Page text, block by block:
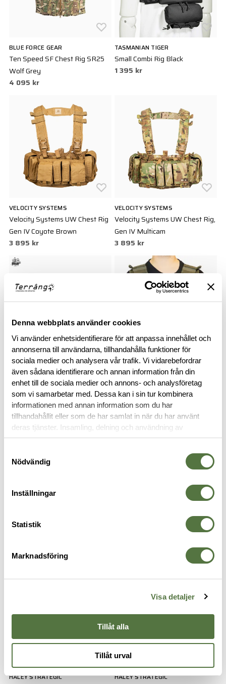
Denna webbplats använder cookies
Vi använder enhetsidentifierare för att anpassa innehållet och
annonserna till användarna, tillhandahålla funktioner för
sociala medier och analysera vår trafik. Vi vidarebefordrar
även sådana identifierare och annan information från din
enhet till de sociala medier och annons- och analysföretag
som vi samarbetar med. Dessa kan i sin tur kombinera
informationen med annan information som du har
tillhandahållit eller som de har samlat in när du har använt
deras tjänster. Insamling, delning och användning av
personuppgifter kan användas för personalisering av
Nödvändig
Inställningar
Statistik
Marknadsföring
Visa detaljer
Tillåt alla
Tillåt urval
BLUE FORCE GEAR
Ten Speed SF Chest Rig SR25
Wolf Grey
4 095 kr
TASMANIAN TIGER
Small Combi Rig Black
1 395 kr
VELOCITY SYSTEMS
Velocity Systems UW Chest Rig
Gen IV Coyote Brown
3 895 kr
VELOCITY SYSTEMS
Velocity Systems UW Chest Rig,
Gen IV Multicam
3 895 kr
VELOCITY SYSTEMS
UW Chest Rig The Pusher Gen
VI Multicam
4 695 kr
VELOCITY SYSTEMS
UW Chest Rig The Pusher Gen
VI Ranger Green
4 695 kr
-30%
TASMANIAN TIGER
2 097 kr
2 995 kr
HALEY STRATEGIC HALEY STRATEGIC